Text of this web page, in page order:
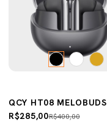
QCY HT08
R$400,00
R$285,00